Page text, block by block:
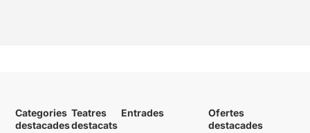
Categories
destacades
Teatres
destacats
Entrades
Ofertes
destacades